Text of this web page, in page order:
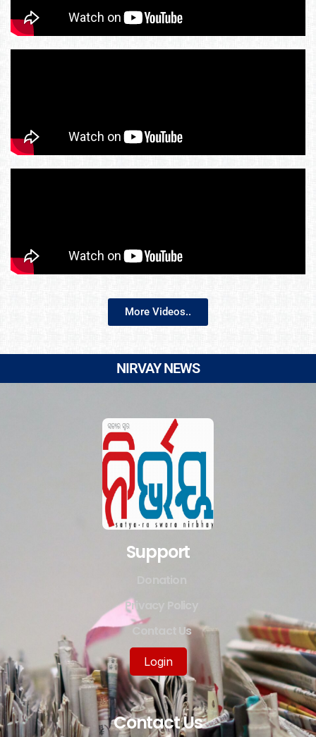
More Videos..
NIRVAY NEWS
Support
Privacy Policy
Contact Us
Login
Contact Us